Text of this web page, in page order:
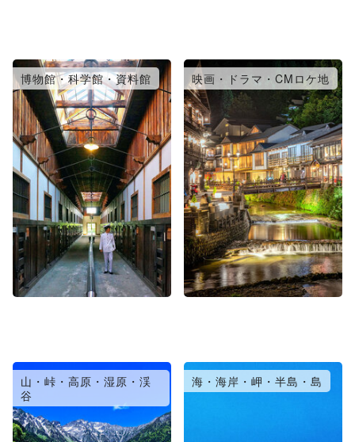
博物館・科学館・資料館 映画・ドラマ・CMロケ地
山・峠・高原・湿原・渓
谷
海・海岸・岬・半島・島